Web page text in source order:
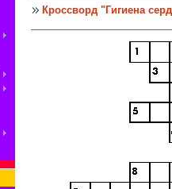
Кроссворд "Гигиена